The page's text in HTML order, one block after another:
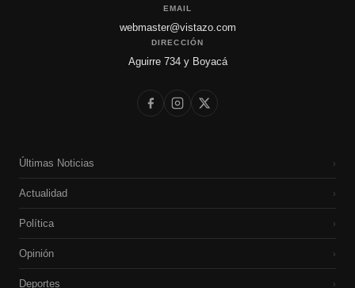
EMAIL
webmaster@vistazo.com
DIRECCIÓN
Aguirre 734 y Boyacá
Últimas Noticias ›
Actualidad ›
Política ›
Opinión ›
Deportes ›